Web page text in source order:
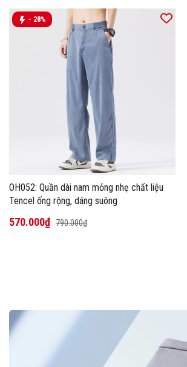
- 28%
OH052: Quần dài nam mỏng nhẹ chất liệu
Tencel ống rộng, dáng suông
570.000₫ 790.000₫